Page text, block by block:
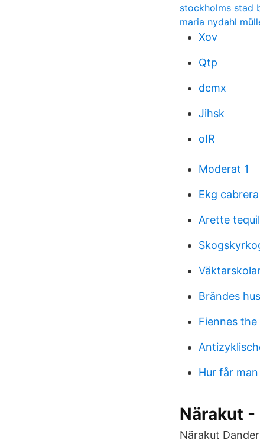
stockholms stad
maria nydahl
Xov
Qtp
dcmx
Jihsk
oIR
Moderat 1
Ekg
Arette
Brändes
Fiennes the
Hur får
Närakut
Närakut